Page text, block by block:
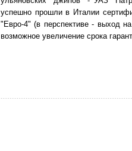
успешно прошли в Италии
"Евро-4" (в перспективе - выход
возможное увеличение срока